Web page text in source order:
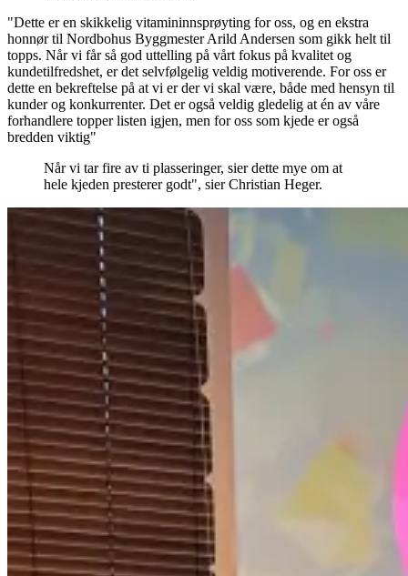
"Dette er en skikkelig vitamininnsprøyting for oss, og en ekstra
honnør til Nordbohus Byggmester Arild Andersen som gikk helt til
topps. Når vi får så god uttelling på vårt fokus på kvalitet og
kundetilfredshet, er det selvfølgelig veldig motiverende. For oss er
dette en bekreftelse på at vi er der vi skal være, både med hensyn til
kunder og konkurrenter. Det er også veldig gledelig at én av våre
forhandlere topper listen igjen, men for oss som kjede er også
bredden viktig"
Når vi tar fire av ti plasseringer, sier dette mye om at
hele kjeden presterer godt", sier Christian Heger.